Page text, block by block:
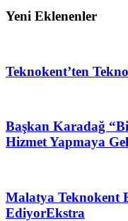
Yeni Eklenenler
Teknokent’ten
Başkan Karadağ
Hizmet Yapmaya
Malatya Teknokent
EdiyorEkstra